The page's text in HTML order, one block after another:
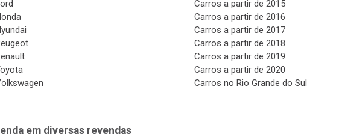
Carros a partir de 2015
Carros a partir de 2016
Carros a partir de 2017
Carros a partir de 2018
Carros a partir de 2019
Carros a partir de 2020
Carros no Rio Grande do Sul
em diversas revendas